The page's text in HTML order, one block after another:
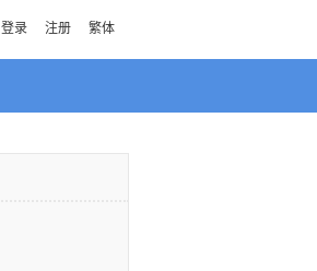
登录 注册 繁体